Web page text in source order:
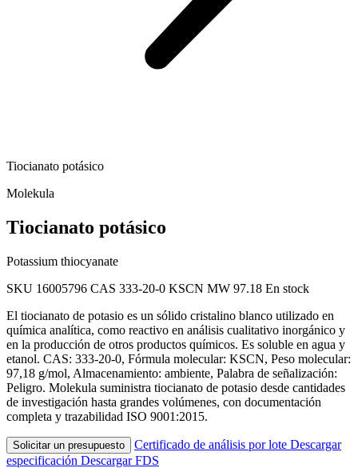
Tiocianato potásico
Molekula
Tiocianato potásico
Potassium thiocyanate
SKU 16005796 CAS 333-20-0 KSCN MW 97.18 En stock
El tiocianato de potasio es un sólido cristalino blanco utilizado en
química analítica, como reactivo en análisis cualitativo inorgánico y
en la producción de otros productos químicos. Es soluble en agua y
etanol. CAS: 333-20-0, Fórmula molecular: KSCN, Peso molecular:
97,18 g/mol, Almacenamiento: ambiente, Palabra de señalización:
Peligro. Molekula suministra tiocianato de potasio desde cantidades
de investigación hasta grandes volúmenes, con documentación
completa y trazabilidad ISO 9001:2015.
Solicitar un presupuesto Certificado de análisis por lote Descargar
especificación Descargar FDS